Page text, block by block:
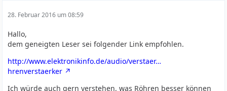
28. Februar 2016 um 08:59
Hallo,
dem geneigten Leser sei folgender Link empfohlen.
http://www.elektronikinfo.de/audio/verstaer…
hrenverstaerker
Ich würde auch gern verstehen, was Röhren besser können